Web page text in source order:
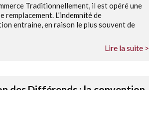
Traditionnellement, il est opéré une
L’indemnité de
entraine, en raison le plus souvent de
Lire la suite >
des Différends : la convention